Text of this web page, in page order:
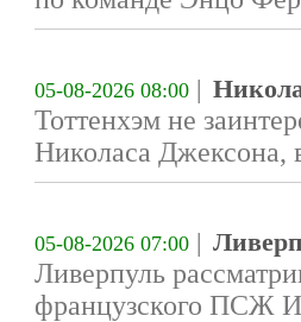
05-08-2026 08:00 |
Тоттенхэм не
Николаса Джексона,
05-08-2026 07:00 |
Ливерпуль
французского ПСЖ